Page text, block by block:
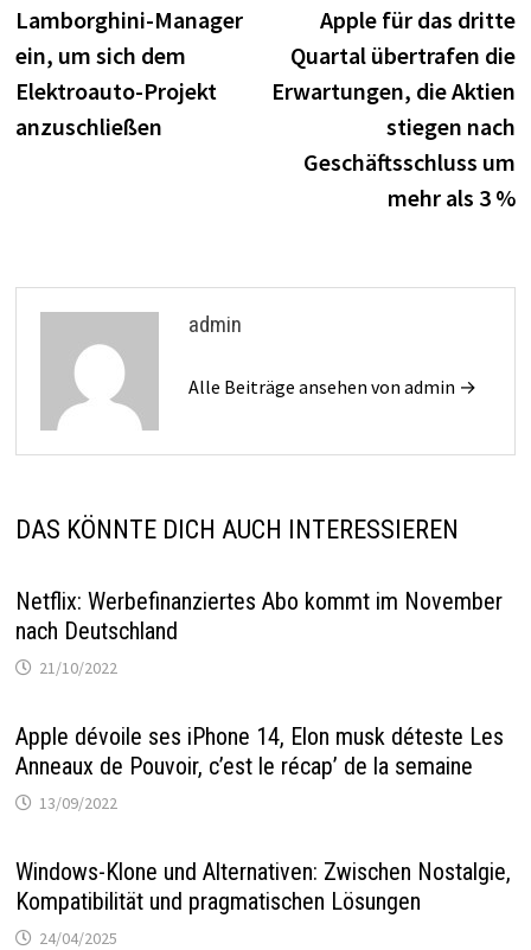
Lamborghini-Manager
ein, um sich dem
Elektroauto-Projekt
anzuschließen
Apple für das dritte
Quartal übertrafen die
Erwartungen, die Aktien
stiegen nach
Geschäftsschluss um
mehr als 3 %
admin
Alle Beiträge ansehen von admin →
DAS KÖNNTE DICH AUCH INTERESSIEREN
Netflix: Werbefinanziertes Abo kommt im November
nach Deutschland
21/10/2022
Apple dévoile ses iPhone 14, Elon musk déteste Les
Anneaux de Pouvoir, c’est le récap’ de la semaine
13/09/2022
Windows-Klone und Alternativen: Zwischen Nostalgie,
Kompatibilität und pragmatischen Lösungen
24/04/2025